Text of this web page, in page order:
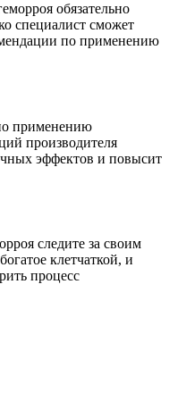
обязательно
специалист сможет
по применению
применению
производителя
эффектов и повысит
следите за своим
клетчаткой, и
процесс